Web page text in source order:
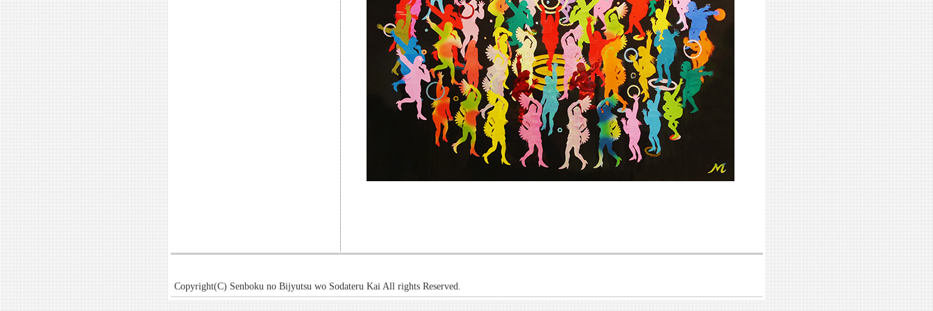
Copyright(C) Senboku no Bijyutsu wo Sodateru Kai All rights Reserved.